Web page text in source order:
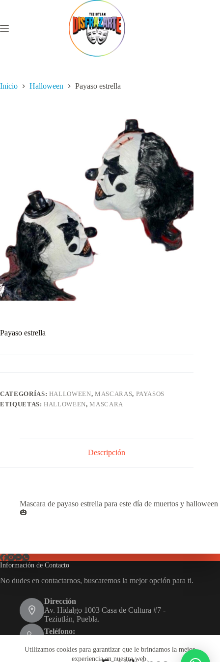
Utilizamos cookies para garantizar que le brindamos la mejor
experiencia en nuestra web.
Inicio Halloween Payaso estrella
Payaso estrella
CATEGORÍAS: HALLOWEEN, MASCARAS, PAYASOS
ETIQUETAS:HALLOWEEN,MASCARA
Descripción
Mascara de payaso estrella para este día de muertos y halloween
🎃
Información de Contacto
No dudes en contactarnos, buscaremos la mejor opción para ti.
Dirección
Av. Hidalgo 1003 Casa de Cultura #7 -
Teziutlán, Puebla.
Teléfono: